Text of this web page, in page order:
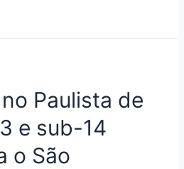
Paulista de
e sub-14
o São